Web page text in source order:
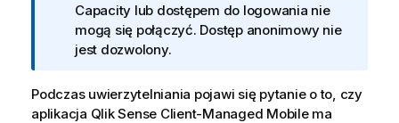
j
a
Capacity lub dostępem do logowania nie
mogą się połączyć. Dostęp anonimowy nie
jest dozwolony.
Podczas uwierzytelniania pojawi się pytanie o to, czy
aplikacja Qlik Sense Client-Managed Mobilema